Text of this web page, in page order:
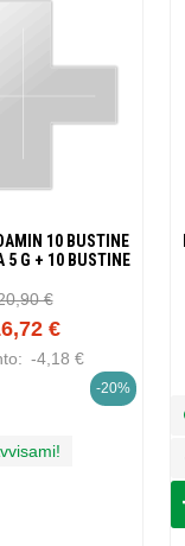
10 BUSTINE
5 G + 10 BUSTINE
€
€
-4,18 €
-20%